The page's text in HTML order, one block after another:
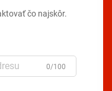
čo najskôr.
0/100